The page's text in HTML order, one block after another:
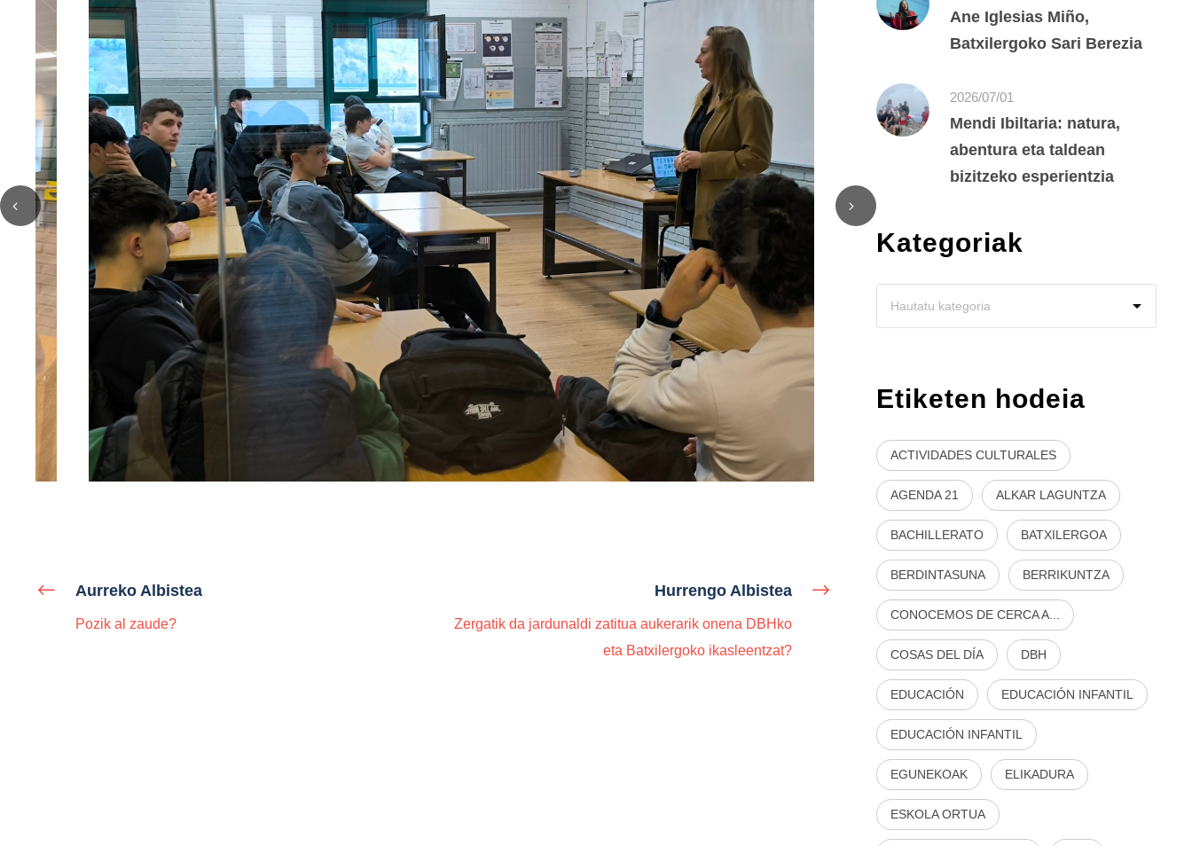
Aurreko Albistea
Pozik al zaude?
Hurrengo Albistea
Zergatik da jardunaldi zatitua aukerarik onena DBHko
eta Batxilergoko ikasleentzat?
Ane Iglesias Miño,
Batxilergoko Sari Berezia
2026/07/01
Mendi Ibiltaria: natura,
abentura eta taldean
bizitzeko esperientzia
Kategoriak
Etiketen hodeia
ACTIVIDADES CULTURALES
AGENDA 21 ALKAR LAGUNTZA
BACHILLERATO BATXILERGOA
BERDINTASUNA BERRIKUNTZA
CONOCEMOS DE CERCA A...
COSAS DEL DÍA DBH
EDUCACIÓN EDUCACIÓN INFANTIL
EDUCACIÓN INFANTIL
EGUNEKOAK ELIKADURA
ESKOLA ORTUA